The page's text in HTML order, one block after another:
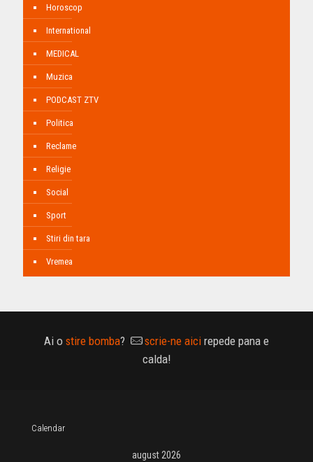
Horoscop
International
MEDICAL
Muzica
PODCAST ZTV
Politica
Reclame
Religie
Social
Sport
Stiri din tara
Vremea
Ai o stire bomba? scrie-ne aici repede pana e
calda!
Calendar
august 2026